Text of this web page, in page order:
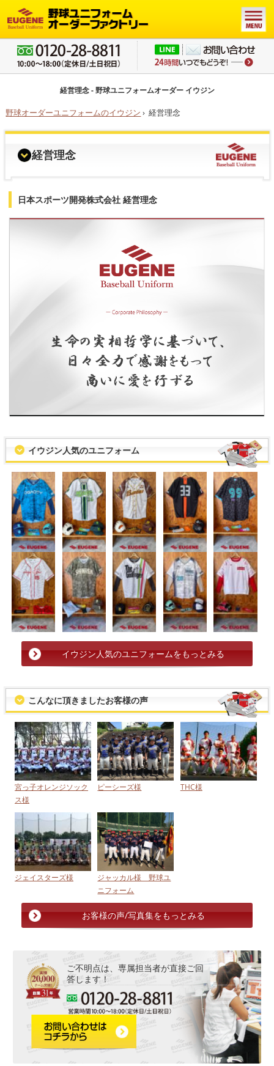
経営理念 - 野球ユニフォームオーダー イウジン
野球オーダーユニフォームのイウジン › 経営理念
経営理念
日本スポーツ開発株式会社 経営理念
イウジン人気のユニフォーム
イウジン人気のユニフォームをもっとみる
こんなに頂きましたお客様の声
宮っ子オレンジソック
ス様
ピーシーズ様 THC様
ジェイスターズ様
ジャッカル様 野球ユ
ニフォーム
お客様の声/写真集をもっとみる
ご不明点は、専属担当者が直接ご回
答します！